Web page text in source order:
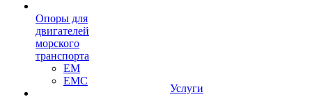
Опоры для
двигателей
морского
транспорта
EM
EMC
Услуги